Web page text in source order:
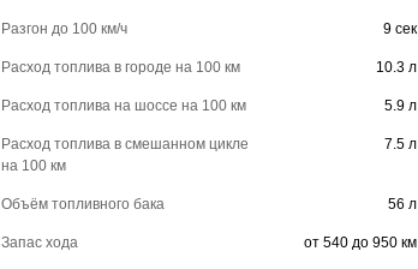
Разгон до 100 км/ч 9 сек
Расход топлива в городе на 100 км 10.3 л
Расход топлива на шоссе на 100 км 5.9 л
Расход топлива в смешанном цикле
на 100 км
7.5 л
Объём топливного бака 56 л
Запас хода от 540 до 950 км